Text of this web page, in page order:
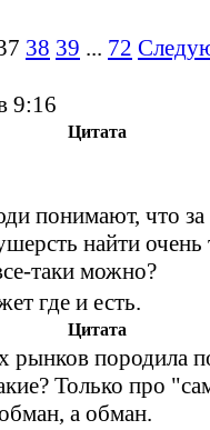
38 39 ... 72
9:16
Цитата
понимают, что за
найти очень
таки можно?
где и есть.
Цитата
рынков породила
Только про
а обман.